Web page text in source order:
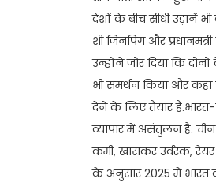
देशों के बीच सीधी उड़ानें
शी जिनपिंग और
उन्होंने जोर दिया कि
भी समर्थन किया और
देने के लिए तैयार है.भारत-
व्यापार में असंतुलन है. चीन
कमी, खासकर उर्वरक, रेयर
के अनुसार 2025 में भारत